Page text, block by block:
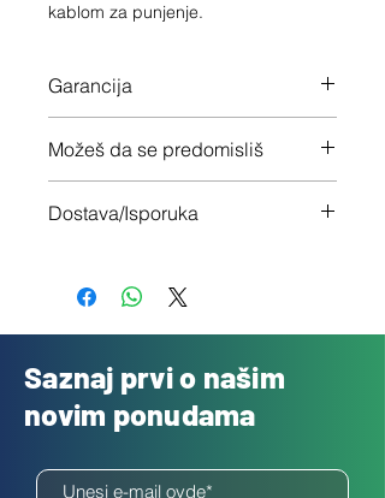
kablom za punjenje.
Garancija
Možeš da se predomisliš
nisi zadovoljan
Dostava/Isporuka
Saznaj prvi o našim
novim ponudama